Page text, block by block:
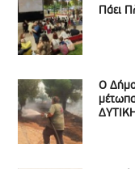
Πάει
Ο